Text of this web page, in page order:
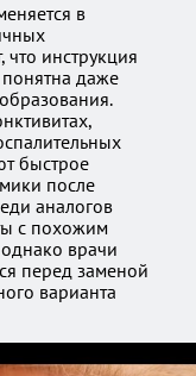
в
что инструкция
даже
быстрое
после
аналогов
с похожим
врачи
перед заменой
варианта